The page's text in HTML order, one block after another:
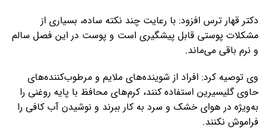
دکتر قهار ترس افزود: با رعایت چند نکته ساده، بسیاری از
مشکلات پوستی قابل پیشگیری است و پوست در این فصل سالم
و نرم باقی می‌ماند.
وی توصیه کرد: افراد از شوینده‌های ملایم و مرطوب‌کننده‌های
حاوی گلیسیرین استفاده کنند، کرم‌های محافظ با پایه روغنی را
به‌ویژه در هوای خشک و سرد به کار ببرند و نوشیدن آب کافی را
فراموش نکنند.